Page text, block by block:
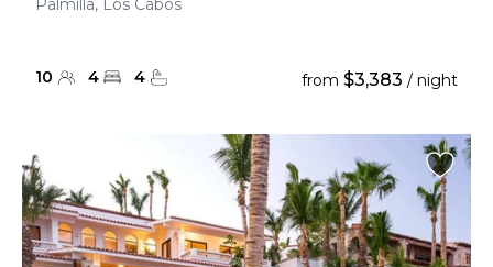
Palmilla, Los Cabos
10 4 4 from $3,383 / night